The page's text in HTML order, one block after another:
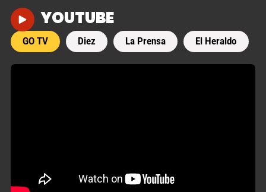
YOUTUBE
GO TV Diez La Prensa El Heraldo